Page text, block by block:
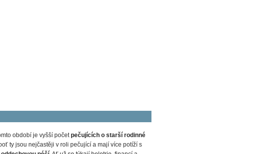
období je vyšší početpečujících o starší rodinné
ty jsou nejčastěji v roli pečující a mají více potíží s